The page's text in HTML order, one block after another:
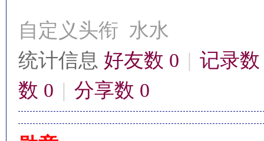
自定义头衔 水水
统计信息 好友数 0 | 记录数
数 0 | 分享数 0